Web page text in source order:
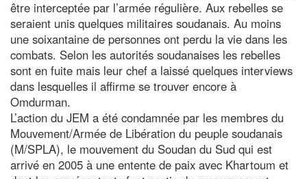
être interceptée par l’armée régulière. Aux rebelles se
seraient unis quelques militaires soudanais. Au moins
une soixantaine de personnes ont perdu la vie dans les
combats. Selon les autorités soudanaises les rebelles
sont en fuite mais leur chef a laissé quelques interviews
dans lesquelles il affirme se trouver encore à
Omdurman.
L’action du JEM a été condamnée par les membres du
Mouvement/Armée de Libération du peuple soudanais
(M/SPLA), le mouvement du Soudan du Sud qui est
arrivé en 2005 à une entente de paix avec Khartoum et